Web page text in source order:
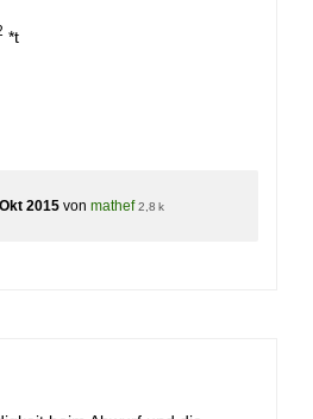
*t
2015 von mathef 2,8 k